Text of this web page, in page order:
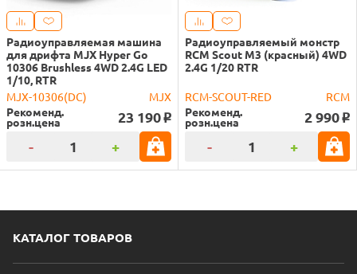
Радиоуправляемая машина
для дрифта MJX Hyper Go
10306 Brushless 4WD 2.4G LED
1/10, RTR
MJX-10306(DC)
MJX
Рекоменд.
розн.цена 23 190 o
- +
Радиоуправляемый монстр
RCM Scout M3 (красный) 4WD
2.4G 1/20 RTR
RCM-SCOUT-RED
RCM
Рекоменд.
розн.цена 2 990 o
- +
КАТАЛОГ ТОВАРОВ